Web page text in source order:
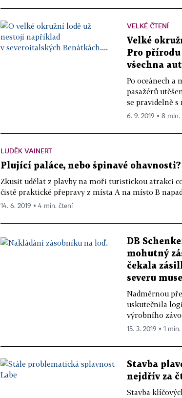
VELKÉ ČTENÍ
Velké
Pro přírodu
všechna
Po oceánech a
pasažérů
se pravidelně
6. 9. 2019 ▪ 8 min.
LUDĚK VAINERT
Plující paláce, nebo špinavé ohavnosti?
Zkusit udělat z plavby na moři turistickou atrakci
čistě praktické přepravy z místa A na místo B
14. 6. 2019 ▪ 4 min. čtení
DB
mohutný
čekala
severu
Nadměrnou
uskutečnila
výrobního
15. 3. 2019 ▪ 1
Stavba
nejdřív za
Stavba